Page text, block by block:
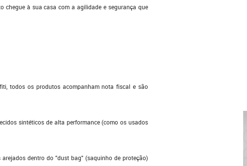
chegue à sua casa com a agilidade e segurança que
todos os produtos acompanham nota fiscal e são
sintéticos de alta performance (como os usados
dentro do "dust bag" (saquinho de proteção)